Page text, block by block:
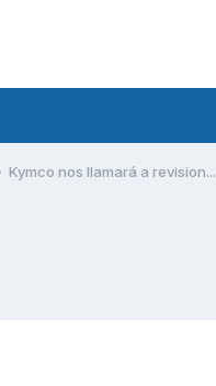
Kymco nos llamará a revision...